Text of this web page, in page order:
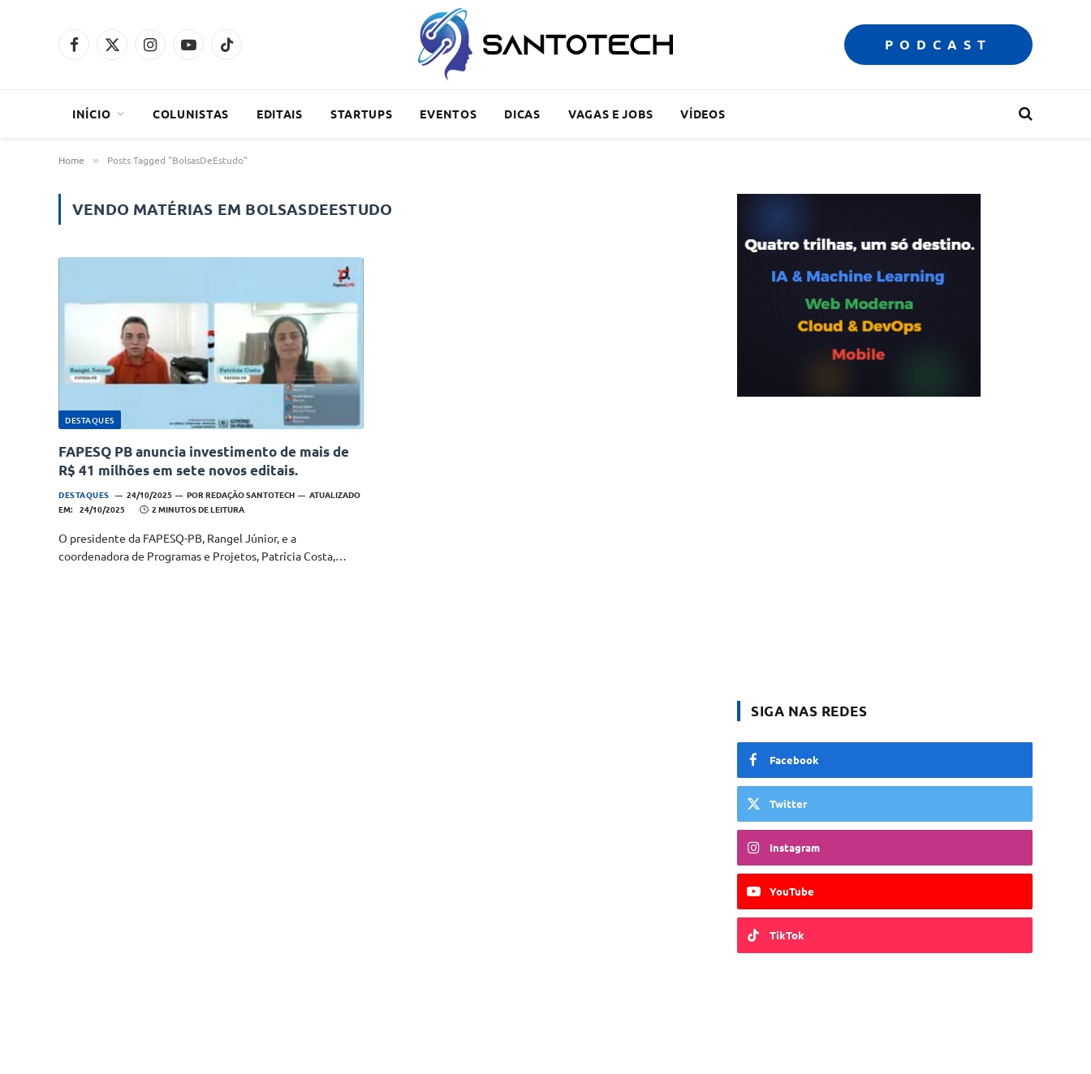
Facebook
X
InstagramYouTubeTikTok PODCAST
INÍCIO COLUNISTAS EDITAIS STARTUPS EVENTOS DICAS VAGAS E JOBS VÍDEOS
Home » Posts Tagged "BolsasDeEstudo"
VENDO MATÉRIAS EM BOLSASDEESTUDO
DESTAQUES
FAPESQ PB anuncia investimento de mais de
R$ 41 milhões em sete novos editais.
DESTAQUES 24/10/2025 POR REDAÇÃO SANTOTECH
ATUALIZADO
EM: 24/10/2025 2 MINUTOS DE LEITURA
O presidente da FAPESQ-PB, Rangel Júnior, e a
coordenadora de Programas e Projetos, Patrícia Costa,…
SIGA NAS REDES
Facebook
Twitter
Instagram
YouTube
TikTok